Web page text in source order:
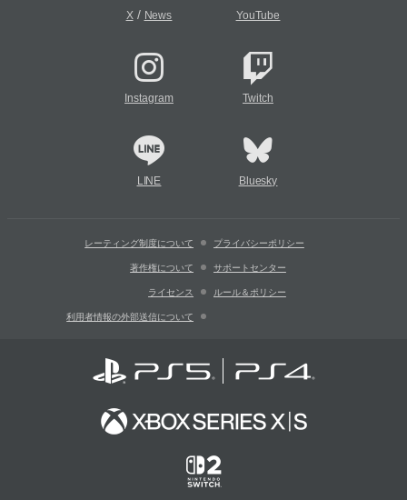
X/ News YouTube
Instagram Twitch
LINE Bluesky
レーティング制度について プライバシーポリシー
著作権について サポートセンター
ライセンス ルール＆ポリシー
利用者情報の外部送信について